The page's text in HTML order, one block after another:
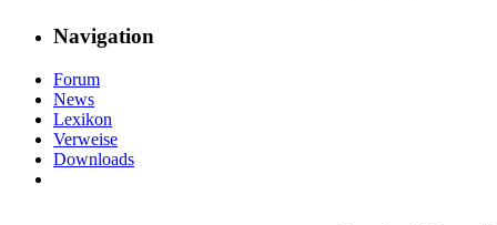
Navigation
Forum
News
Lexikon
Verweise
Downloads